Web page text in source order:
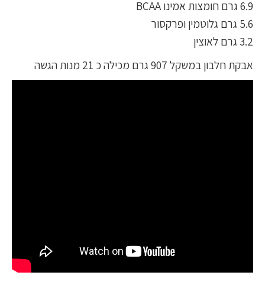
6.9 גרם חומצות אמינו BCAA
5.6 גרם גלוטמין ופרקסור
3.2 גרם לאוצין
אבקת חלבון במשקל 907 גרם מכילה כ 21 מנות הגשה